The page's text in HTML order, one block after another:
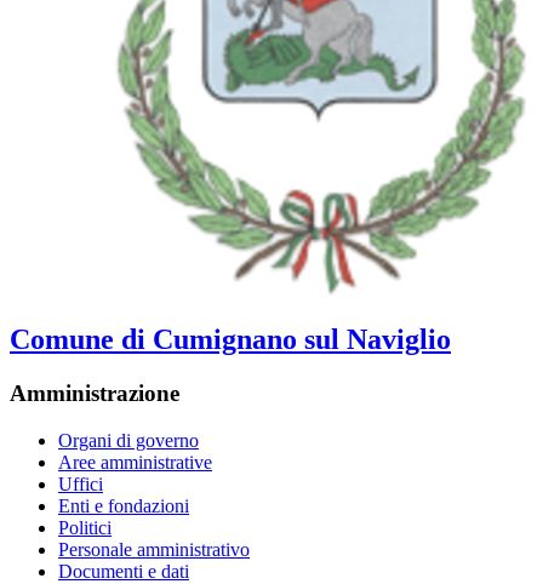
Comune di Cumignano sul Naviglio
Amministrazione
Organi di governo
Aree amministrative
Uffici
Enti e fondazioni
Politici
Personale amministrativo
Documenti e dati